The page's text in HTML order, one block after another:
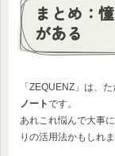
まとめ：
がある
「ZEQUENZ」は、
ノートです。
あれこれ悩んで大事
りの活用法かもしれま